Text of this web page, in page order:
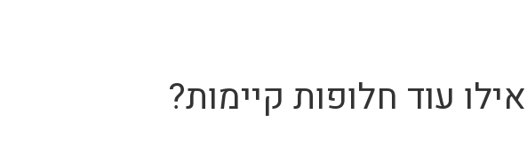
אילו עוד חלופות קיימות?